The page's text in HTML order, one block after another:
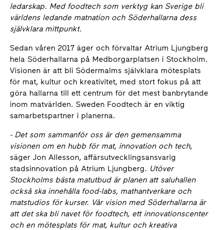
ledarskap. Med foodtech som verktyg kan Sverige bli
världens ledande matnation och Söderhallarna dess
självklara mittpunkt.
Sedan våren 2017 äger och förvaltar Atrium Ljungberg
hela Söderhallarna på Medborgarplatsen i Stockholm.
Visionen är att bli Södermalms självklara mötesplats
för mat, kultur och kreativitet, med stort fokus på att
göra hallarna till ett centrum för det mest banbrytande
inom matvärlden. Sweden Foodtech är en viktig
samarbetspartner i planerna.
- Det som sammanför oss är den gemensamma
visionen om en hubb för mat, innovation och tech,
säger Jon Allesson, affärsutvecklingsansvarig
stadsinnovation på Atrium Ljungberg. Utöver
Stockholms bästa matutbud är planen att saluhallen
också ska innehålla food-labs, mathantverkare och
matstudios för kurser. Vår vision med Söderhallarna är
att det ska bli navet för foodtech, ett innovationscenter
och en mötesplats för mat, kultur och kreativa